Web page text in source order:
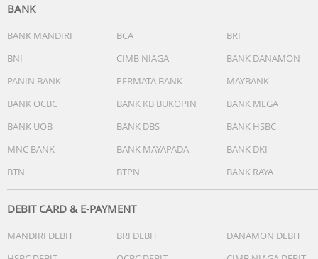
Display
Layar OLED HUAWEI X-True™ 6,75 inci dengan tepi datar
tetap jernih bahkan di bawah sinar matahari, berkat
kecerahan puncak 3000 nits. Untuk akses cepat dan
dengan sempurna.
Camera
Kamera True-to-Colour mengoptimalkan setiap bidikan,
memastikan Kamera Ultra Lighting, Kamera Macro
BANK
BANK MANDIRI BCA
BRI
BNI
CIMB NIAGA
BANK DANAMON
PANIN BANK
PERMATA BANK
MAYBANK
BANK OCBC
BANK KB BUKOPIN
BANK MEGA
BANK UOB
BANK DBS
BANK HSBC
MNC BANK
BANK MAYAPADA
BANK DKI
BTN
BTPN BANK RAYA
DEBIT CARD & E-PAYMENT
MANDIRI DEBIT BRI DEBIT
DANAMON DEBIT